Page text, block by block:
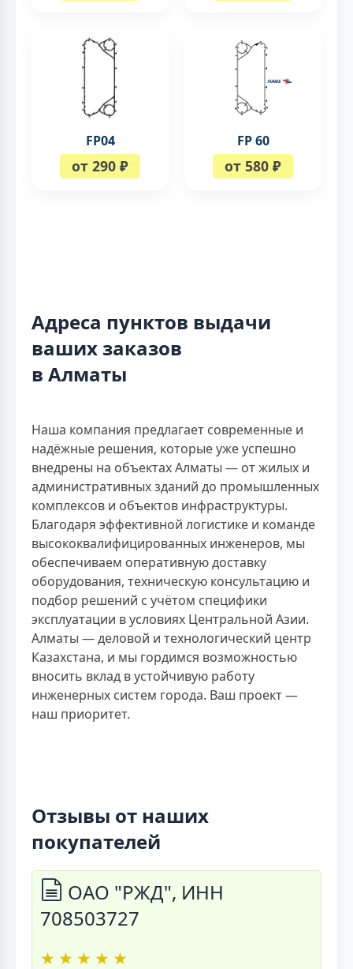
FP04
от 290 ₽
FP 60
от 580 ₽
Адреса пунктов выдачи
ваших заказов
в Алматы
Наша компания предлагает современные и
надёжные решения, которые уже успешно
внедрены на объектах Алматы — от жилых и
административных зданий до промышленных
комплексов и объектов инфраструктуры.
Благодаря эффективной логистике и команде
высококвалифицированных инженеров, мы
обеспечиваем оперативную доставку
оборудования, техническую консультацию и
подбор решений с учётом специфики
эксплуатации в условиях Центральной Азии.
Алматы — деловой и технологический центр
Казахстана, и мы гордимся возможностью
вносить вклад в устойчивую работу
инженерных систем города. Ваш проект —
наш приоритет.
Отзывы от наших
покупателей
ОАО "РЖД", ИНН
708503727
★ ★ ★ ★ ★